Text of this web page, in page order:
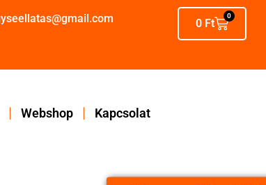
0 Ft
0
Webshop Kapcsolat